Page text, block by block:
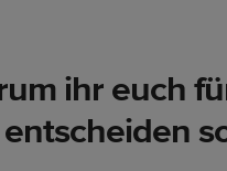
ihr euch
entscheiden